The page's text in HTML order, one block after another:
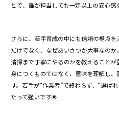
とで、誰が担当しても一定以上の安心
さらに、若手育成の中にも信頼の視点
だけでなく、なぜあいさつが大事なの
清掃まで丁寧にやるのかを教えること
身につくものではなく、意味を理解し
す。若手が“作業者”で終わらず、“選ば
たって強いです🌟